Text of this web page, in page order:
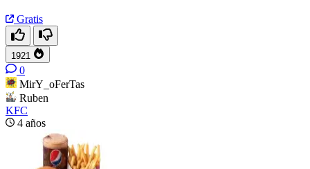
Gratis
1921
0
MirY_oFerTas
Ruben
KFC
4 años